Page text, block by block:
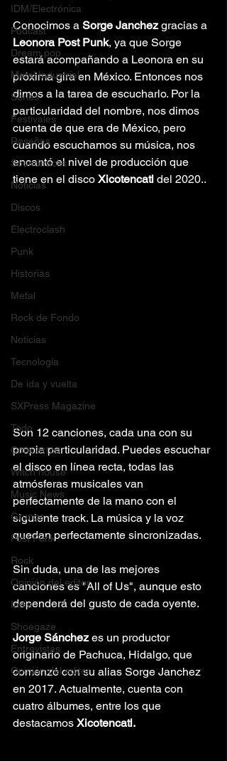
IDM/Electrónica
Podcast
Dream pop
Metal Industrial
Series
Festivales
Reseñas
Soundtracks
Noticias
Discos
Electroclash
Punk
Historias
Metal
Rock de Fondo
Noticias
Tecnología
De ida y vuelta
SXPress Magazine
Todo
Conciertos
Witch house
Music News
Grunge
Post Punk
Rock
Opinión del editor
Indie
Shoegaze
Entrevistas
Opinión del editor
Conocimos a Sorge Janchez gracias a
Leonora Post Punk, ya que Sorge
estará acompañando a Leonora en su
próxima gira en México. Entonces nos
dimos a la tarea de escucharlo. Por la
particularidad del nombre, nos dimos
cuenta de que era de México, pero
cuando escuchamos su música, nos
encantó el nivel de producción que
tiene en el disco Xicotencatl del 2020..
Son 12 canciones, cada una con su
propia particularidad. Puedes escuchar
el disco en línea recta, todas las
atmósferas musicales van
perfectamente de la mano con el
siguiente track. La música y la voz
quedan perfectamente sincronizadas.
Sin duda, una de las mejores
canciones es "All of Us", aunque esto
dependerá del gusto de cada oyente.
Jorge Sánchez es un productor
originario de Pachuca, Hidalgo, que
comenzó con su alias Sorge Janchez
en 2017. Actualmente, cuenta con
cuatro álbumes, entre los que
destacamos Xicotencatl.